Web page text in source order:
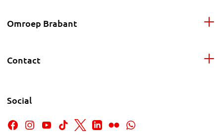
Omroep Brabant
Contact
Social